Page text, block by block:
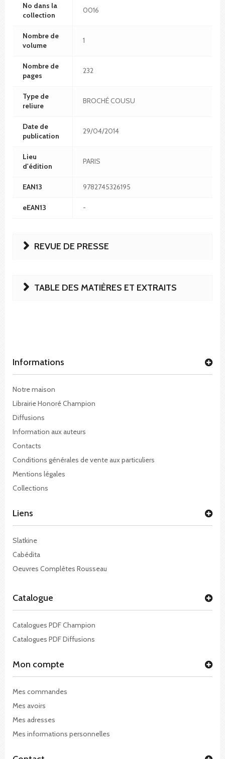
No dans la
collection
0016
Nombre de
volume
1
Nombre de
pages
232
Type de
reliure
BROCHÉ COUSU
Date de
publication
29/04/2014
Lieu
d'édition
PARIS
EAN13 9782745326195
eEAN13 -
REVUE DE PRESSE
TABLE DES MATIÈRES ET EXTRAITS
Informations
Notre maison
Librairie Honoré Champion
Diffusions
Information aux auteurs
Contacts
Conditions générales de vente aux particuliers
Mentions légales
Collections
Liens
Slatkine
Cabédita
Oeuvres Complètes Rousseau
Catalogue
Catalogues PDF Champion
Catalogues PDF Diffusions
Mon compte
Mes commandes
Mes avoirs
Mes adresses
Mes informations personnelles